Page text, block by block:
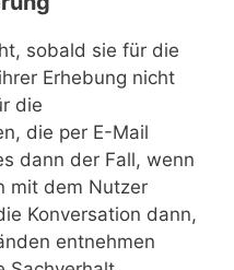
sobald sie für die
Erhebung nicht
die
die per E-Mail
dann der Fall, wenn
mit dem Nutzer
Konversation dann,
entnehmen